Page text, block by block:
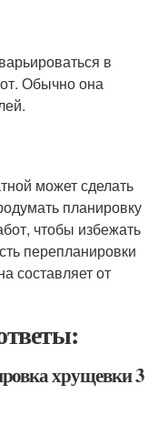
в
Обычно она
может сделать
планировку
чтобы избежать
перепланировки
составляет от
хрущевки 3